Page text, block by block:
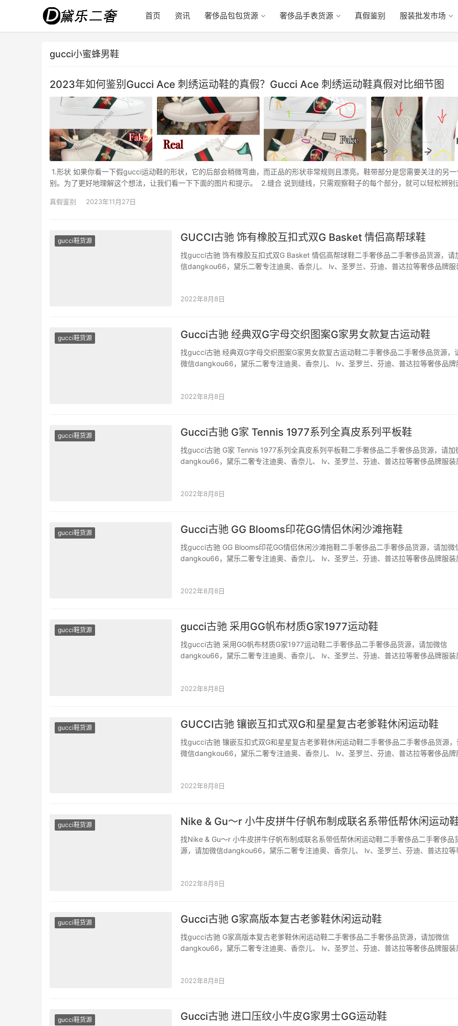
首页 资讯 奢侈品包包货源 奢侈品手表货源 真假鉴别 服装批发市场
gucci小蜜蜂男鞋
2023年如何鉴别Gucci Ace 刺绣运动鞋的真假？Gucci Ace 刺绣运动鞋真假对比细节图
1.形状 如果你看一下假gucci运动鞋的形状，它的后部会稍微弯曲，而正品的形状非常规则且漂亮。鞋带部分是您需要关注的另一
别。为了更好地理解这个想法，让我们看一下下面的图片和提示。 2.缝合 说到缝线，只需观察鞋子的每个部分，就可以轻松辨别
真假鉴别 2023年11月27日
gucci鞋货源 GUCCI古驰 饰有橡胶互扣式双G Basket 情侣高帮球鞋
找gucci古驰 饰有橡胶互扣式双G Basket 情侣高帮球鞋二手奢侈品二手奢侈品货源，请
信dangkou66，黛乐二奢专注迪奥、香奈儿、 lv、圣罗兰、芬迪、普达拉等奢侈品牌服
2022年8月8日
gucci鞋货源 Gucci古驰 经典双G字母交织图案G家男女款复古运动鞋
找gucci古驰 经典双G字母交织图案G家男女款复古运动鞋二手奢侈品二手奢侈品货源，
微信dangkou66，黛乐二奢专注迪奥、香奈儿、 lv、圣罗兰、芬迪、普达拉等奢侈品牌
2022年8月8日
gucci鞋货源 Gucci古驰 G家 Tennis 1977系列全真皮系列平板鞋
找gucci古驰 G家 Tennis 1977系列全真皮系列平板鞋二手奢侈品二手奢侈品货源，请加
dangkou66，黛乐二奢专注迪奥、香奈儿、 lv、圣罗兰、芬迪、普达拉等奢侈品牌服装
2022年8月8日
gucci鞋货源 Gucci古驰 GG Blooms印花GG情侣休闲沙滩拖鞋
找gucci古驰 GG Blooms印花GG情侣休闲沙滩拖鞋二手奢侈品二手奢侈品货源，请加微
dangkou66，黛乐二奢专注迪奥、香奈儿、 lv、圣罗兰、芬迪、普达拉等奢侈品牌服装
2022年8月8日
gucci鞋货源 gucci古驰 采用GG帆布材质G家1977运动鞋
找gucci古驰 采用GG帆布材质G家1977运动鞋二手奢侈品二手奢侈品货源，请加微信
dangkou66，黛乐二奢专注迪奥、香奈儿、 lv、圣罗兰、芬迪、普达拉等奢侈品牌服装
2022年8月8日
gucci鞋货源 GUCCI古驰 镶嵌互扣式双G和星星复古老爹鞋休闲运动鞋
找gucci古驰 镶嵌互扣式双G和星星复古老爹鞋休闲运动鞋二手奢侈品二手奢侈品货源，
微信dangkou66，黛乐二奢专注迪奥、香奈儿、 lv、圣罗兰、芬迪、普达拉等奢侈品牌
2022年8月8日
gucci鞋货源 Nike & Gu～r 小牛皮拼牛仔帆布制成联名系带低帮休闲运动
找Nike & Gu～r 小牛皮拼牛仔帆布制成联名系带低帮休闲运动鞋二手奢侈品二手奢侈品
源，请加微信dangkou66，黛乐二奢专注迪奥、香奈儿、 lv、圣罗兰、芬迪、普达拉等
2022年8月8日
gucci鞋货源 Gucci古驰 G家高版本复古老爹鞋休闲运动鞋
找gucci古驰 G家高版本复古老爹鞋休闲运动鞋二手奢侈品二手奢侈品货源，请加微信
dangkou66，黛乐二奢专注迪奥、香奈儿、 lv、圣罗兰、芬迪、普达拉等奢侈品牌服装
2022年8月8日
gucci鞋货源 Gucci古驰 进口压纹小牛皮G家男士GG运动鞋